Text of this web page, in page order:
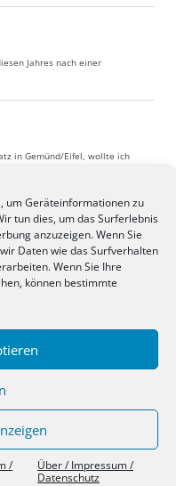
um Geräteinformationen zu
tun dies, um das Surferlebnis
anzuzeigen. Wenn Sie
Daten wie das Surfverhalten
Wenn Sie Ihre
können bestimmte
/
Über / Impressum /
Datenschutz
präsentiert von WordPress